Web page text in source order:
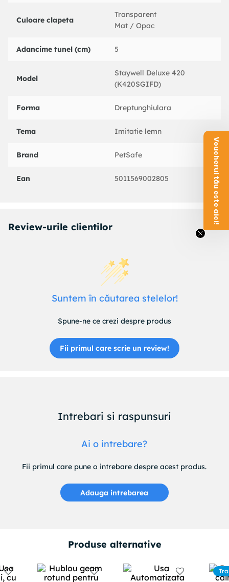
Culoare clapeta
Transparent
Mat / Opac
Adancime tunel (cm) 5
Model
Staywell Deluxe 420
(K420SGIFD)
Forma Dreptunghiulara
Tema Imitatie lemn
Brand PetSafe
Ean 5011569002805
Review-urile clientilor
Suntem în căutarea stelelor!
Spune-ne ce crezi despre produs
Fii primul care scrie un review!
Intrebari si raspunsuri
Ai o intrebare?
Fii primul care pune o intrebare despre acest produs.
Adauga intrebarea
Produse alternative
Voucherul tău este aici!